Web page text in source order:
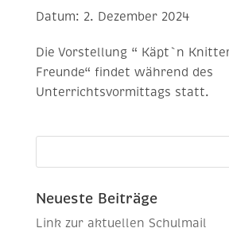
Datum: 2. Dezember 2024
Die Vorstellung “ Käpt`n
Freunde“ findet während des
Unterrichtsvormittags statt.
Neueste Beiträge
Link zur aktuellen Schulmail